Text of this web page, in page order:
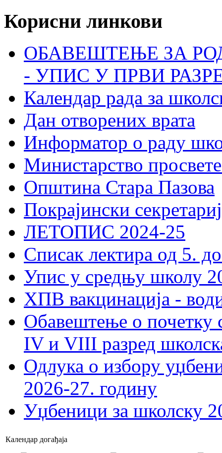
Корисни линкови
ОБАВЕШТЕЊЕ ЗА
- УПИС У ПРВИ
Календар рада за
Дан отворених врата
Информатор о раду
Министарство
Општина Стара Пазова
Покрајински
ЛЕТОПИС 2024-25
Списак лектира од 5.
Упис у средњу школу
ХПВ вакцинација -
Обавештење о почетку
IV и VIII разред
Одлука о избору
2026-27. годину
Уџбеници за школску
Календар догађаја